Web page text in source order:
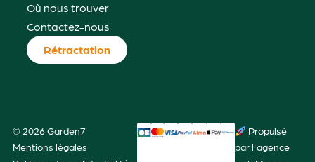
Où nous trouver
Contactez-nous
Rétractation
© 2026 Garden7
Mentions légales
Propulsé
par l'agence